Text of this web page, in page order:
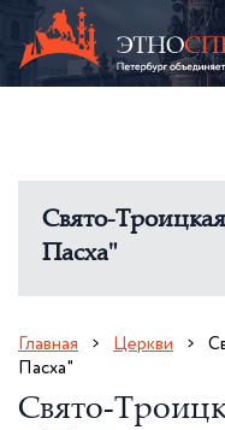
Свято-
Пасха"
Главная Церкви
Пасха"
Свято-